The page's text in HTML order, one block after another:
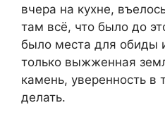
вчера на кухне,
там всё, что было до
было места для обиды
только выжженная
камень, уверенность в
делать.